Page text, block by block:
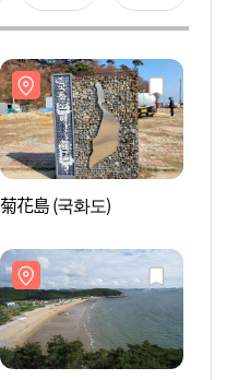
菊花島 (국화도)